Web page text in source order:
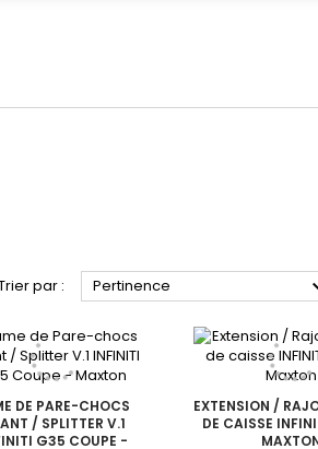
par : Pertinence
DE PARE-CHOCS
/ SPLITTER V.1
G35 COUPE -
EXTENSION /
DE CAISSE